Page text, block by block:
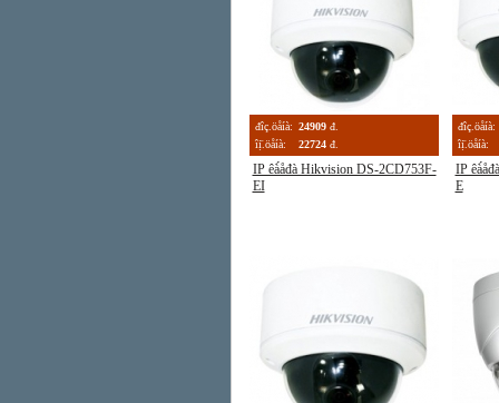
đîç.öåíà: 24909 đ.
îị̈.öåíà:
22724 đ.
IP êà́åđà Hikvision DS-2CD753F-
EI
đîç.öåíà:
îị̈.öåíà:
IP
E